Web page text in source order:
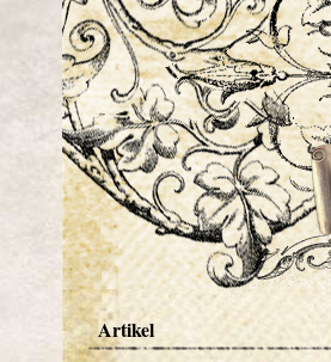
Artikel